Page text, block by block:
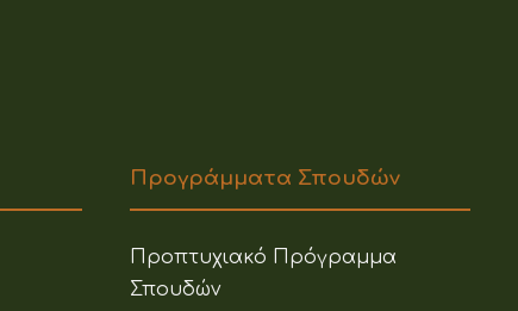
Προγράμματα Σπουδών
Προπτυχιακό Πρόγραμμα
Σπουδών